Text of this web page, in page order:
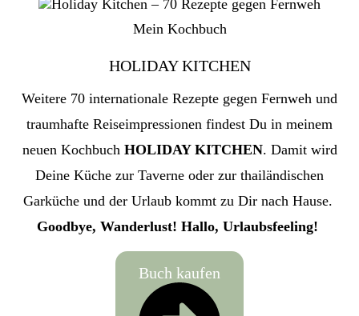
Mein Kochbuch
HOLIDAY KITCHEN
Weitere 70 internationale Rezepte gegen Fernweh und
traumhafte Reiseimpressionen findest Du in meinem
neuen Kochbuch HOLIDAY KITCHEN. Damit wird
Deine Küche zur Taverne oder zur thailändischen
Garküche und der Urlaub kommt zu Dir nach Hause.
Goodbye, Wanderlust! Hallo, Urlaubsfeeling!
Buch kaufen